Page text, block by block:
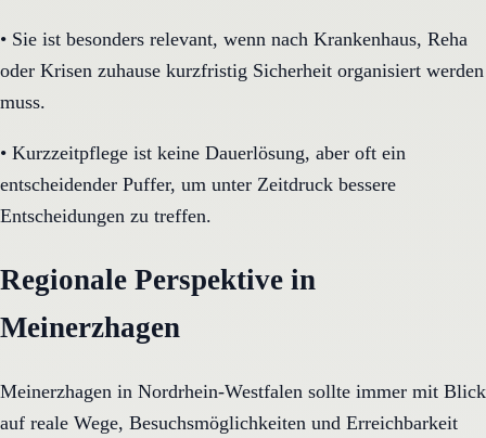
• Sie ist besonders relevant, wenn nach Krankenhaus, Reha
oder Krisen zuhause kurzfristig Sicherheit organisiert werden
muss.
• Kurzzeitpflege ist keine Dauerlösung, aber oft ein
entscheidender Puffer, um unter Zeitdruck bessere
Entscheidungen zu treffen.
Regionale Perspektive in
Meinerzhagen
Meinerzhagen in Nordrhein-Westfalen sollte immer mit Blick
auf reale Wege, Besuchsmöglichkeiten und Erreichbarkeit